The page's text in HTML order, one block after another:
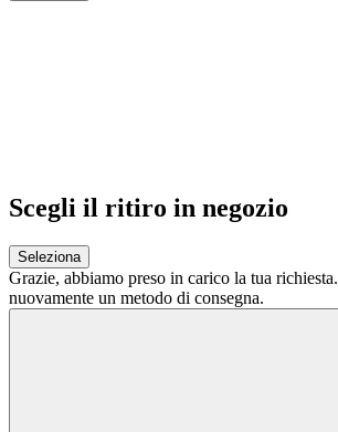
Scegli il ritiro in negozio
Seleziona
Grazie, abbiamo preso in carico la tua richiesta.
nuovamente un metodo di consegna.